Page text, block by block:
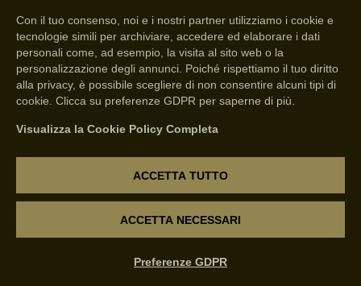
Con il tuo consenso, noi e i nostri partner utilizziamo i cookie e
tecnologie simili per archiviare, accedere ed elaborare i dati
personali come, ad esempio, la visita al sito web o la
personalizzazione degli annunci. Poiché rispettiamo il tuo diritto
alla privacy, è possibile scegliere di non consentire alcuni tipi di
cookie. Clicca su preferenze GDPR per saperne di più.
Visualizza la Cookie Policy Completa
ACCETTA TUTTO
ACCETTA NECESSARI
Preferenze GDPR